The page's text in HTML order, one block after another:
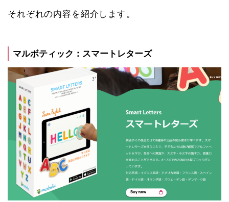
それぞれの内容を紹介します。
マルボティック：スマートレターズ